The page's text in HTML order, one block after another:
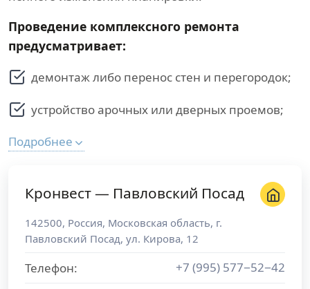
Проведение комплексного ремонта
предусматривает:
демонтаж либо перенос стен и перегородок;
устройство арочных или дверных проемов;
Подробнее
Кронвест — Павловский Посад
142500, Россия, Московская область, г.
Павловский Посад, ул. Кирова, 12
Телефон:
+7 (995) 577−52−42